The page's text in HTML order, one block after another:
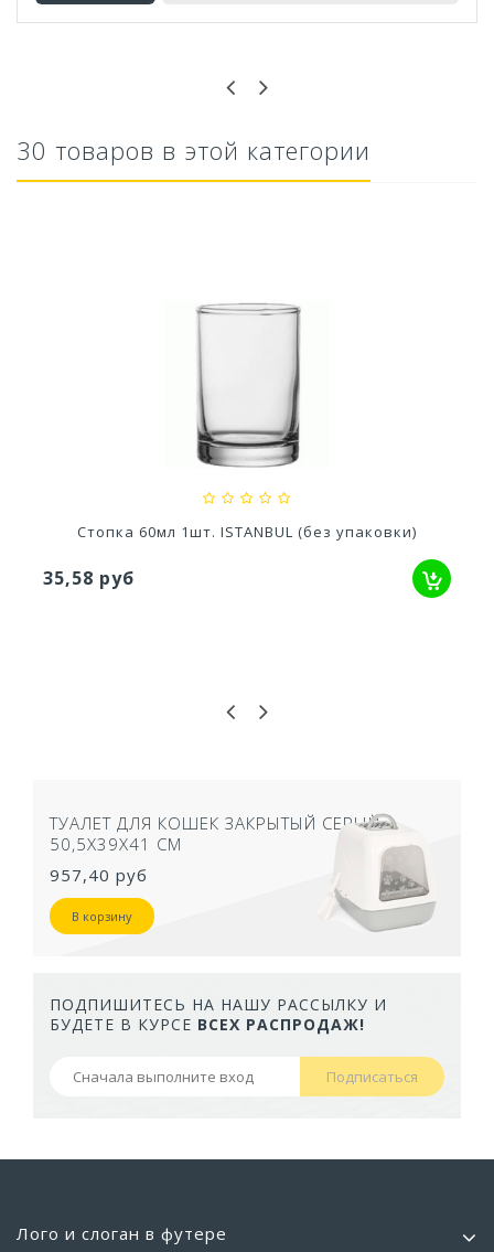
Кашпо Грация прайм (1,3л) Цв. Антрацит...
30 товаров в этой категории
Стопка 60мл 1шт. ISTANBUL (без упаковки)
35,58 руб
ТУАЛЕТ ДЛЯ КОШЕК ЗАКРЫТЫЙ СЕРЫЙ
50,5Х39Х41 СМ
957,40 руб
В корзину
ПОДПИШИТЕСЬ НА НАШУ РАССЫЛКУ И
БУДЕТЕ В КУРСЕ ВСЕХ РАСПРОДАЖ!
Подписаться
Лого и слоган в футере